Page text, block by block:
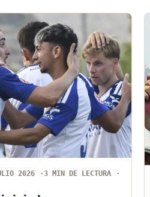
2026
3 MIN DE LECTURA